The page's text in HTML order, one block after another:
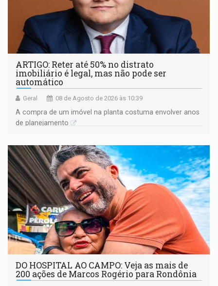
ARTIGO: Reter até 50% no distrato
imobiliário é legal, mas não pode ser
automático
Geral 08 de Agosto de 2026 às 10:39
A compra de um imóvel na planta costuma envolver anos
de planejamento
DO HOSPITAL AO CAMPO: Veja as mais de
200 ações de Marcos Rogério para Rondônia